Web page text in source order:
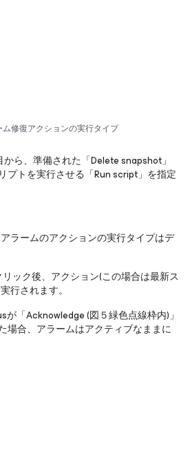
修復アクションの実行タイプ
ら、準備された「Delete snapshot」
プトを実行させる「Run script」を指定
ラームのアクションの実行タイプはデ
ック後、アクション(この場合は最新ス
行されます。
「Acknowledge (図５緑色点線枠内)」
場合、アラームはアクティブなままに